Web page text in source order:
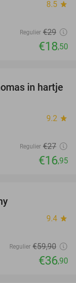
8.5 star
Regulier €29
€18,50
37%
in hartje
9.2 star
Regulier €27
€16,95
9.4 star
Regulier €59,90
€36,90